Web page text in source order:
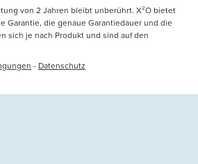
von 2 Jahren bleibt unberührt. X²O bietet
Garantie, die genaue Garantiedauer und die
sich je nach Produkt und sind auf den
- Datenschutz